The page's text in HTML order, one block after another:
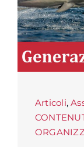
Articoli,